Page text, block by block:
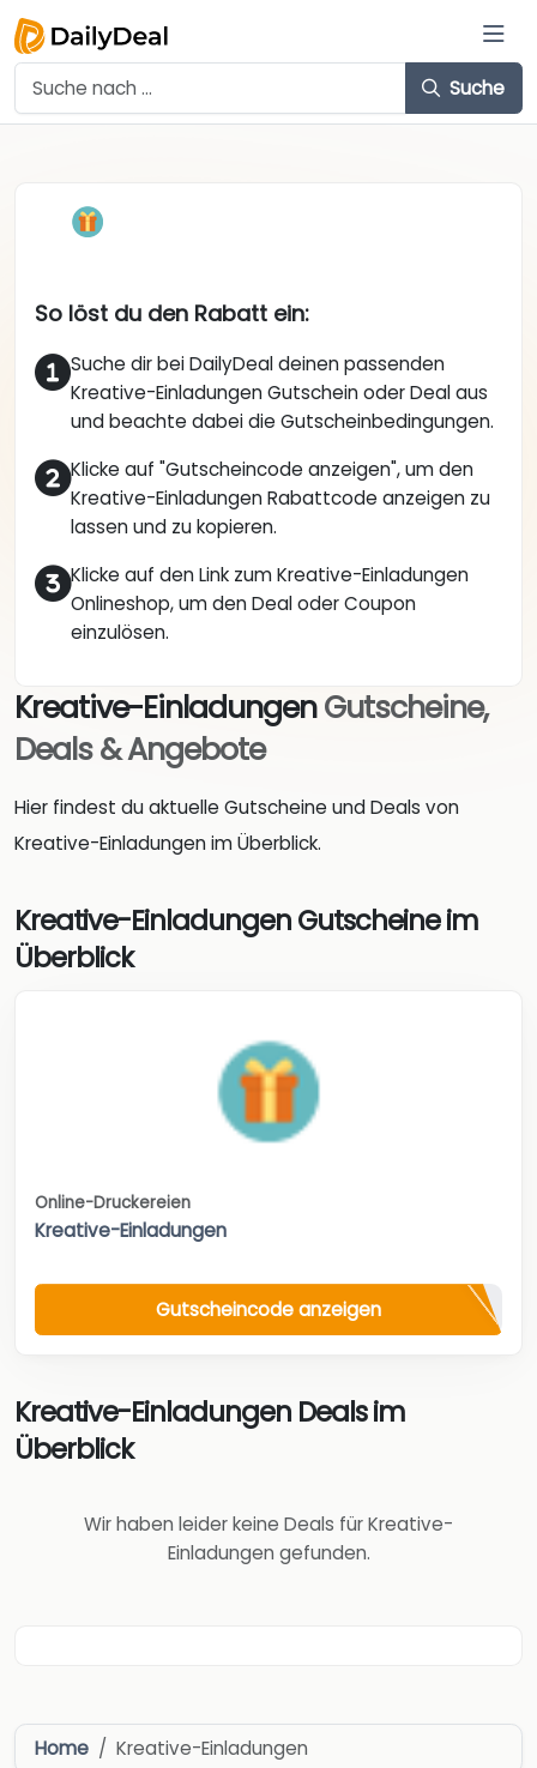
Suche
So löst du den Rabatt ein:
Suche dir bei DailyDeal deinen passenden
Kreative-Einladungen Gutschein oder Deal aus
und beachte dabei die Gutscheinbedingungen.
Klicke auf "Gutscheincode anzeigen", um den
Kreative-Einladungen Rabattcode anzeigen zu
lassen und zu kopieren.
Klicke auf den Link zum Kreative-Einladungen
Onlineshop, um den Deal oder Coupon
einzulösen.
Kreative-EinladungenGutscheine,
Deals & Angebote
Hier findest du aktuelle Gutscheine und Deals von
Kreative-Einladungen im Überblick.
Kreative-Einladungen Gutscheine im
Überblick
Online-Druckereien
Kreative-Einladungen
Gutscheincode anzeigen
Kreative-Einladungen Deals im
Überblick
Wir haben leider keine Deals für Kreative-
Einladungen gefunden.
Home Kreative-Einladungen